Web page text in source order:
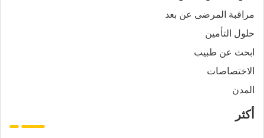
مراقبة المرضى عن بعد
حلول التأمين
ابحث عن طبيب
الاختصاصات
المدن
أكثر